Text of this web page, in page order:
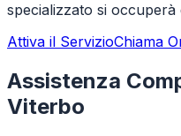
specializzato si
Attiva il ServizioChiama
Assistenza
Viterbo